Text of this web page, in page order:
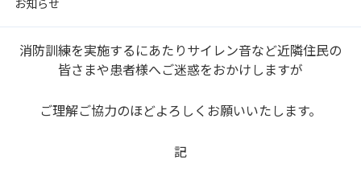
消防訓練を実施するにあたりサイレン音など近隣住民の
皆さまや患者様へご迷惑をおかけしますが
ご理解ご協力のほどよろしくお願いいたします。
記